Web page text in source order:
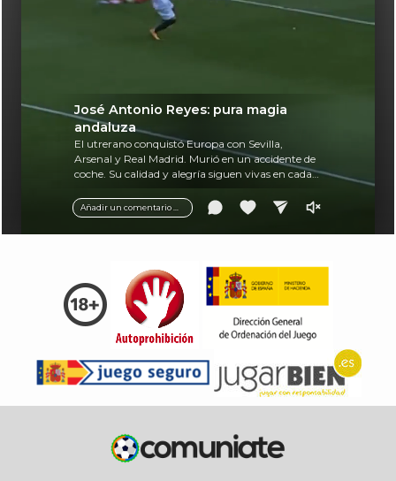
Añadir un comentario ...
José Antonio Reyes: pura magia
andaluza
El utrerano conquistó Europa con Sevilla,
Arsenal y Real Madrid. Murió en un accidente de
coche. Su calidad y alegría siguen vivas en cada